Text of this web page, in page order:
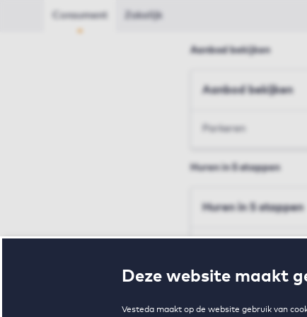
Deze website maakt
Vesteda maakt op de website gebruik van
Consument Zakelijk
Aanbod bekijken
Aanbod bekijken
Parkeren
Huren in 5 stappen
Huren in 5 stappen
Voorwaarden en